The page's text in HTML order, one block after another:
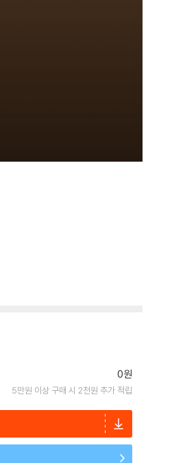
0원
5만원 이상 구매 시 2천원 추가 적립